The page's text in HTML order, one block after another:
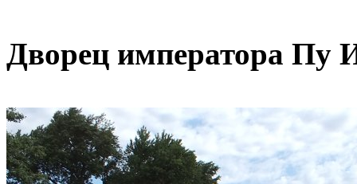
Дворец императора Пу